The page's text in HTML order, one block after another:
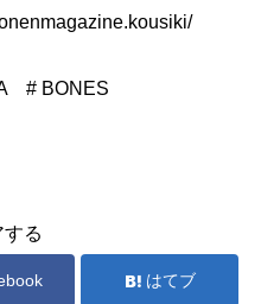
# BONES
する
はてブ